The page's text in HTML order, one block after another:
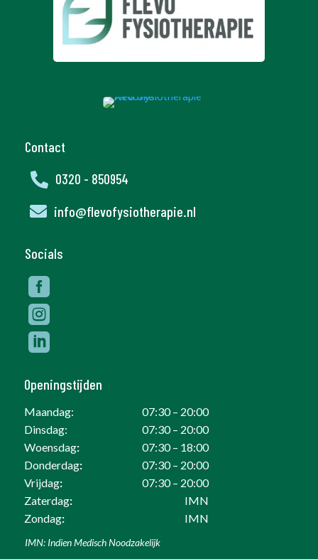
Contact
 0320 - 850954
 info@flevofysiotherapie.nl
Socials



Openingstijden
Maandag:
07:30 – 20:00
Dinsdag:
07:30 – 20:00
Woensdag:
07:30 – 18:00
Donderdag:
07:30 – 20:00
Vrijdag:
07:30 – 20:00
Zaterdag:
IMN
Zondag: IMN
IMN: Indien Medisch Noodzakelijk